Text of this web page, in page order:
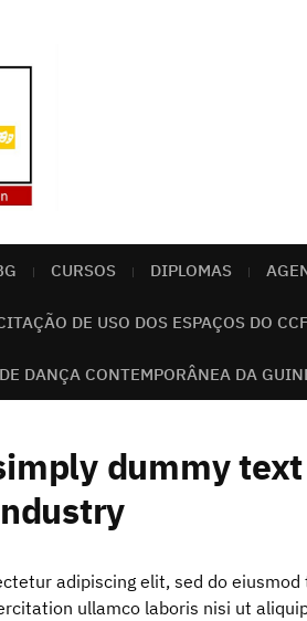
CURSOS DIPLOMAS
DE USO DOS ESPAÇOS DO
DANÇA CONTEMPORÂNEA DA
dummy
adipiscing elit, sed do
ullamco laboris nisi ut